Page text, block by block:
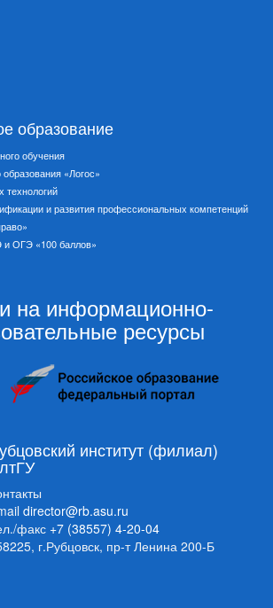
образование
обучения
«Логос»
и развития профессиональных компетенций
и ОГЭ «100 баллов»
на информационно-
ресурсы
институт (филиал)
director@rb.asu.ru
факс +7 (38557) 4-20-04
г.Рубцовск, пр-т Ленина 200-Б